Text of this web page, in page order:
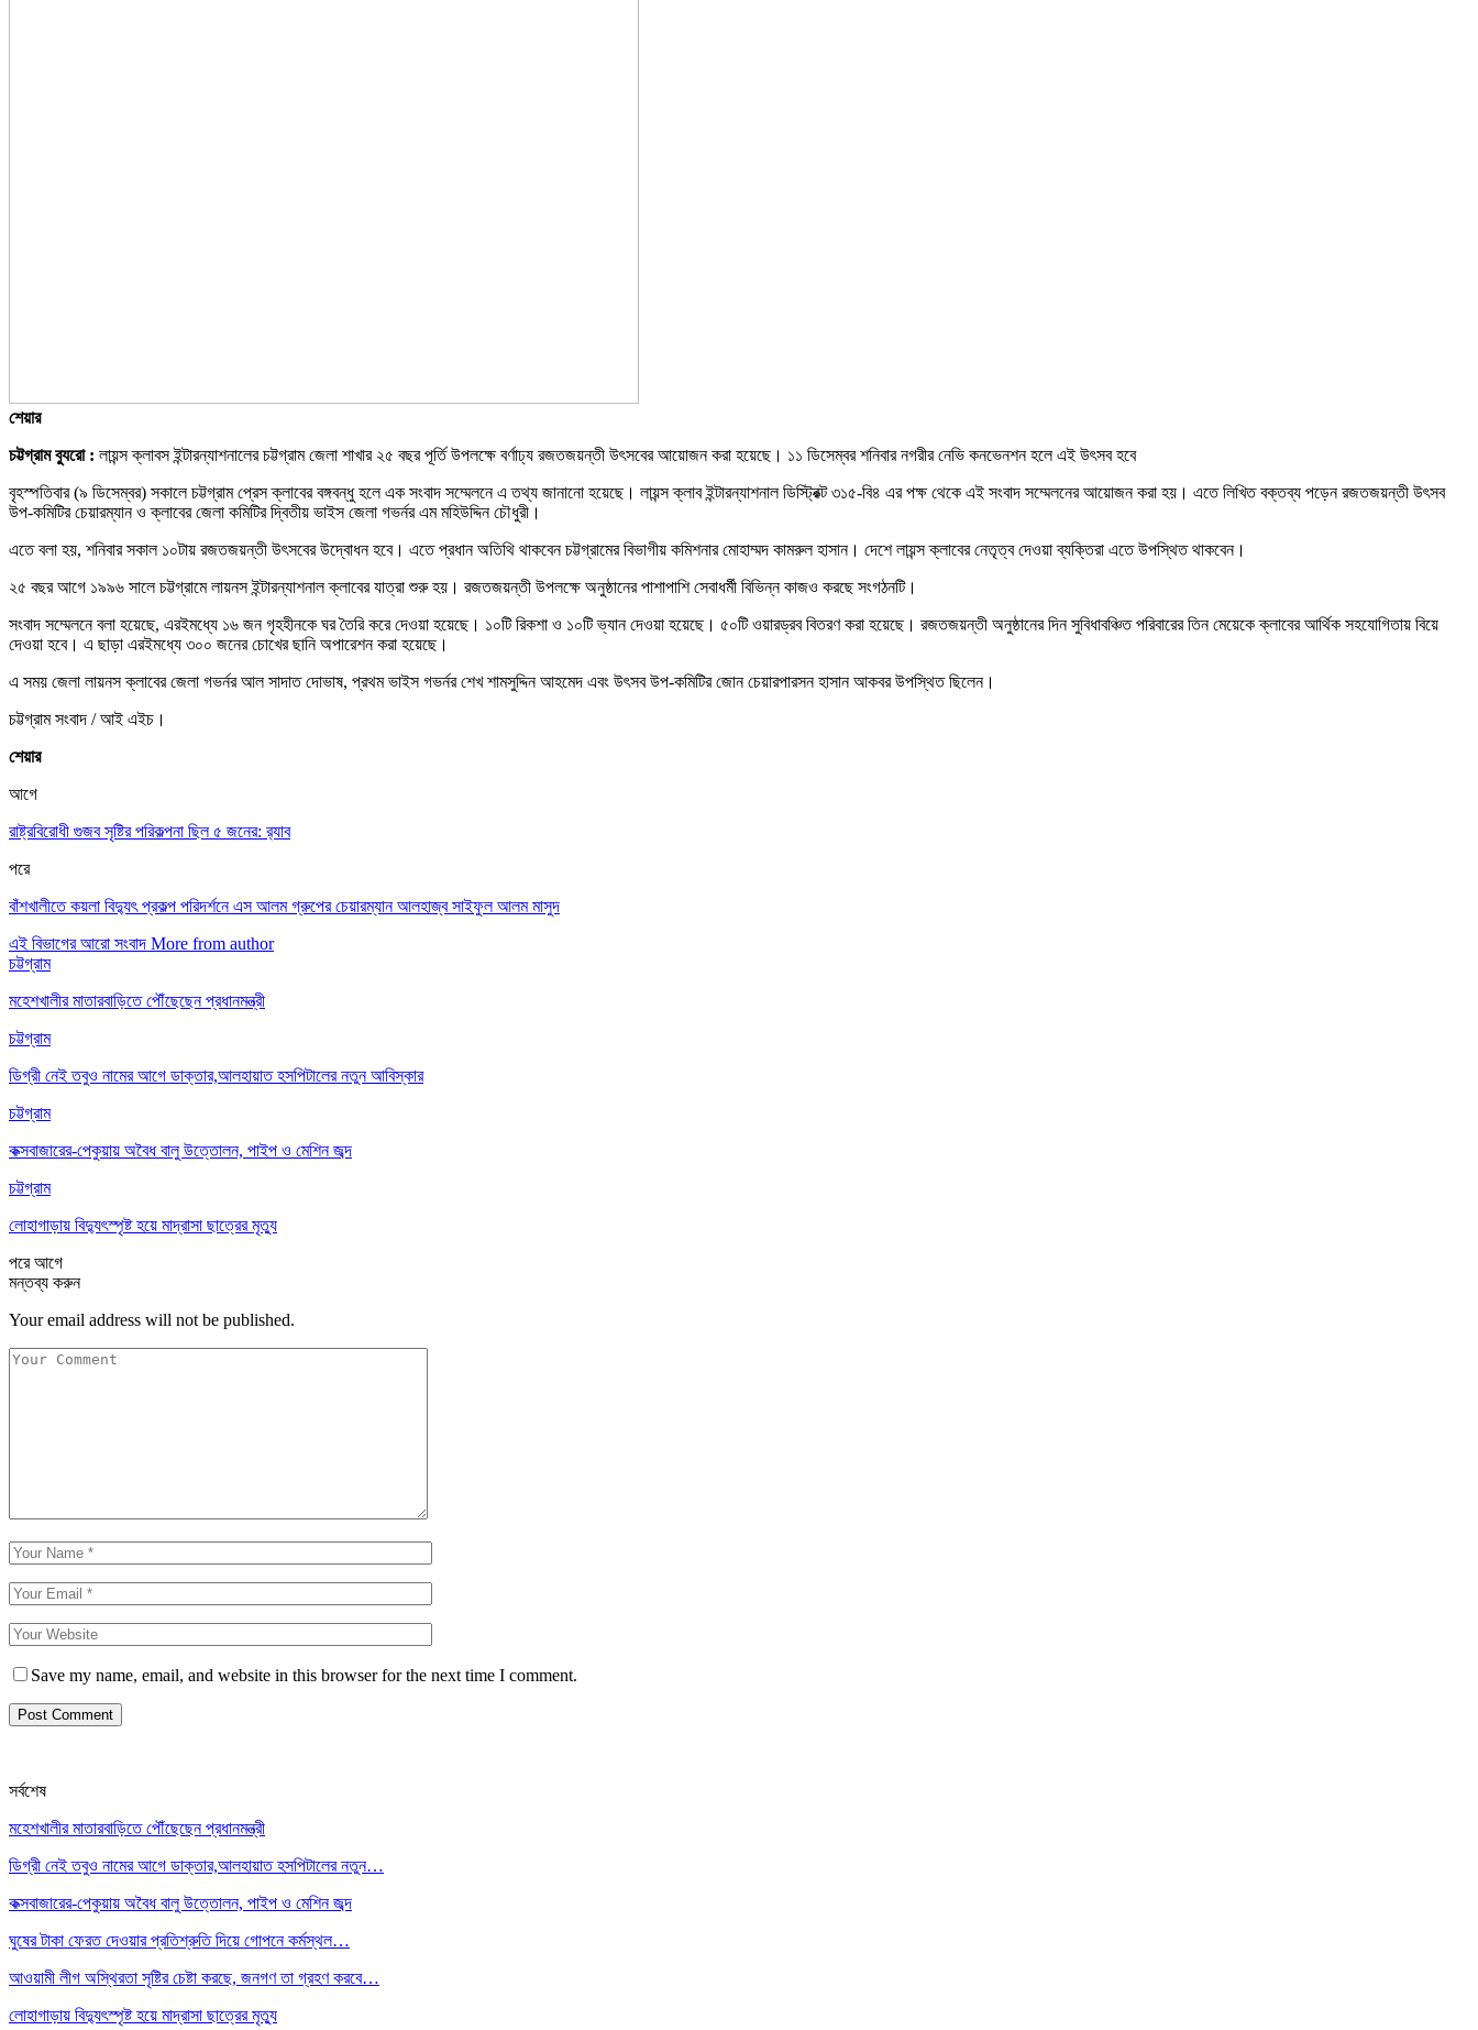
শেয়ার
চট্টগ্রাম ব্যুরো : লায়ন্স ক্লাবস ইন্টারন্যাশনালের চট্টগ্রাম জেলা শাখার ২৫ বছর পূর্তি উপলক্ষে বর্ণাঢ্য রজতজয়ন্তী উৎসবের আয়োজন করা হয়েছে। ১১ ডিসেম্বর শনিবার নগরীর নেভি কনভেনশন হলে এই উৎসব হবে
বৃহস্পতিবার (৯ ডিসেম্বর) সকালে চট্টগ্রাম প্রেস ক্লাবের বঙ্গবন্ধু হলে এক সংবাদ সম্মেলনে এ তথ্য জানানো হয়েছে। লায়ন্স ক্লাব ইন্টারন্যাশনাল ডিস্ট্রিক্ট ৩১৫-বি৪ এর পক্ষ থেকে এই সংবাদ সম্মেলনের আয়োজন করা হয়। এতে লিখিত বক্তব্য পড়েন রজতজয়ন্তী উৎসব
উপ-কমিটির চেয়ারম্যান ও ক্লাবের জেলা কমিটির দ্বিতীয় ভাইস জেলা গভর্নর এম মহিউদ্দিন চৌধুরী।
এতে বলা হয়, শনিবার সকাল ১০টায় রজতজয়ন্তী উৎসবের উদ্বোধন হবে। এতে প্রধান অতিথি থাকবেন চট্টগ্রামের বিভাগীয় কমিশনার মোহাম্মদ কামরুল হাসান। দেশে লায়ন্স ক্লাবের নেতৃত্ব দেওয়া ব্যক্তিরা এতে উপস্থিত থাকবেন।
২৫ বছর আগে ১৯৯৬ সালে চট্টগ্রামে লায়নস ইন্টারন্যাশনাল ক্লাবের যাত্রা শুরু হয়। রজতজয়ন্তী উপলক্ষে অনুষ্ঠানের পাশাপাশি সেবাধর্মী বিভিন্ন কাজও করছে সংগঠনটি।
সংবাদ সম্মেলনে বলা হয়েছে, এরইমধ্যে ১৬ জন গৃহহীনকে ঘর তৈরি করে দেওয়া হয়েছে। ১০টি রিকশা ও ১০টি ভ্যান দেওয়া হয়েছে। ৫০টি ওয়ারড্রব বিতরণ করা হয়েছে। রজতজয়ন্তী অনুষ্ঠানের দিন সুবিধাবঞ্চিত পরিবারের তিন মেয়েকে ক্লাবের আর্থিক সহযোগিতায় বিয়ে
দেওয়া হবে। এ ছাড়া এরইমধ্যে ৩০০ জনের চোখের ছানি অপারেশন করা হয়েছে।
এ সময় জেলা লায়নস ক্লাবের জেলা গভর্নর আল সাদাত দোভাষ, প্রথম ভাইস গভর্নর শেখ শামসুদ্দিন আহমেদ এবং উৎসব উপ-কমিটির জোন চেয়ারপারসন হাসান আকবর উপস্থিত ছিলেন।
চট্টগ্রাম সংবাদ / আই এইচ।
শেয়ার
আগে
রাষ্ট্রবিরোধী গুজব সৃষ্টির পরিকল্পনা ছিল ৫ জনের: র‌্যাব
পরে
বাঁশখালীতে কয়লা বিদ্যুৎ প্রকল্প পরিদর্শনে এস আলম গ্রুপের চেয়ারম্যান আলহাজ্ব সাইফুল আলম মাসুদ
এই বিভাগের আরো সংবাদ More from author
চট্টগ্রাম
মহেশখালীর মাতারবাড়িতে পৌঁছেছেন প্রধানমন্ত্রী
চট্টগ্রাম
ডিগ্রী নেই তবুও নামের আগে ডাক্তার,আলহায়াত হসপিটালের নতুন আবিস্কার
চট্টগ্রাম
কক্সবাজারের-পেকুয়ায় অবৈধ বালু উত্তোলন, পাইপ ও মেশিন জব্দ
চট্টগ্রাম
লোহাগাড়ায় বিদ্যুৎস্পৃষ্ট হয়ে মাদ্রাসা ছাত্রের মৃত্যু
পরেআগে
মন্তব্য করুন
Your email address will not be published.
Save my name, email, and website in this browser for the next time I comment.
সর্বশেষ
মহেশখালীর মাতারবাড়িতে পৌঁছেছেন প্রধানমন্ত্রী
ডিগ্রী নেই তবুও নামের আগে ডাক্তার,আলহায়াত হসপিটালের নতুন…
কক্সবাজারের-পেকুয়ায় অবৈধ বালু উত্তোলন, পাইপ ও মেশিন জব্দ
ঘুষের টাকা ফেরত দেওয়ার প্রতিশ্রুতি দিয়ে গোপনে কর্মস্থল…
আওয়ামী লীগ অস্থিরতা সৃষ্টির চেষ্টা করছে, জনগণ তা গ্রহণ করবে…
লোহাগাড়ায় বিদ্যুৎস্পৃষ্ট হয়ে মাদ্রাসা ছাত্রের মৃত্যু